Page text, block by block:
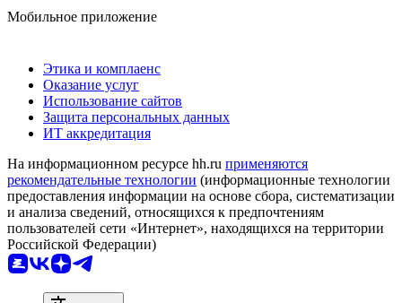
Мобильное приложение
Этика и комплаенс
Оказание услуг
Использование сайтов
Защита персональных данных
ИТ аккредитация
На информационном ресурсе hh.ru применяются
рекомендательные технологии (информационные технологии
предоставления информации на основе сбора, систематизации
и анализа сведений, относящихся к предпочтениям
пользователей сети «Интернет», находящихся на территории
Российской Федерации)